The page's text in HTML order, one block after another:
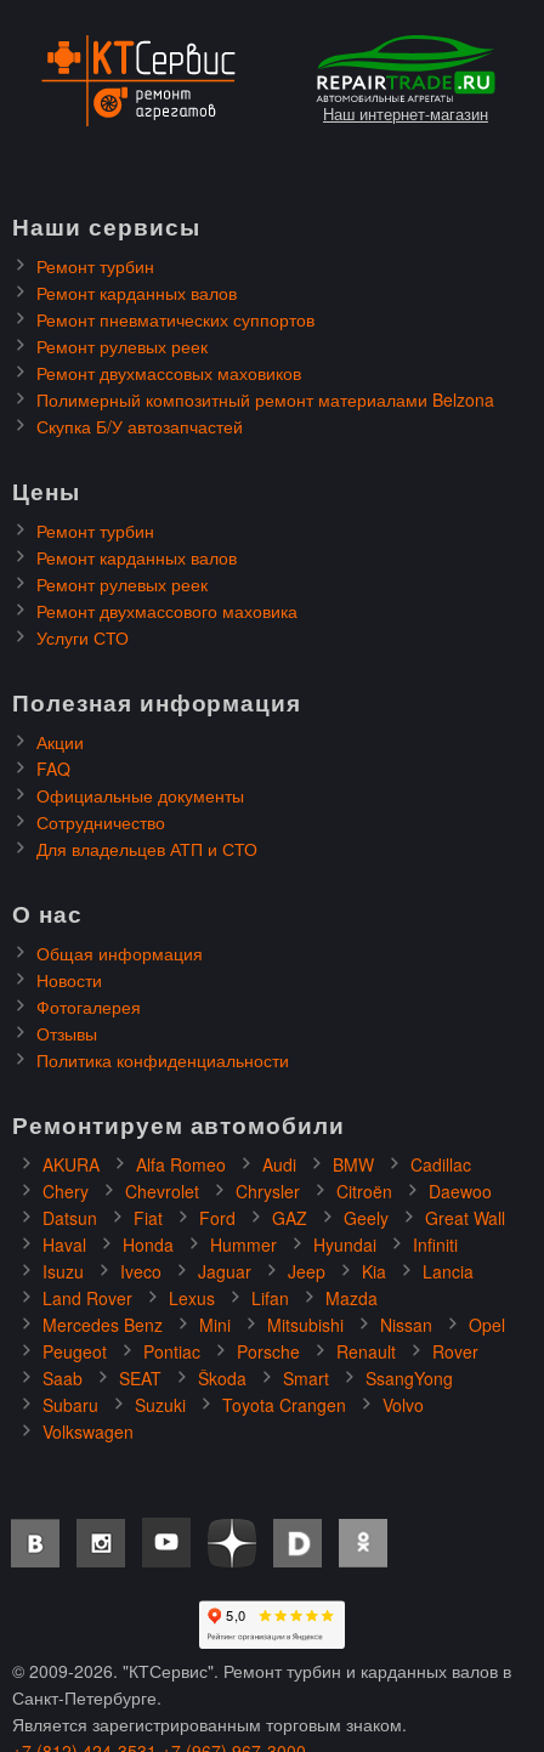
Наш интернет-магазин
Наши сервисы
Ремонт турбин
Ремонт карданных валов
Ремонт пневматических суппортов
Ремонт рулевых реек
Ремонт двухмассовых маховиков
Полимерный композитный ремонт материалами Belzona
Скупка Б/У автозапчастей
Цены
Ремонт турбин
Ремонт карданных валов
Ремонт рулевых реек
Ремонт двухмассового маховика
Услуги СТО
Полезная информация
Акции
FAQ
Официальные документы
Сотрудничество
Для владельцев АТП и СТО
О нас
Общая информация
Новости
Фотогалерея
Отзывы
Политика конфиденциальности
Ремонтируем автомобили
AKURA Alfa Romeo Audi BMW
Cadillac
Chery
Chevrolet Chrysler Citroën
Daewoo
Datsun
Fiat Ford GAZ Geely
Great Wall
Haval
Honda Hummer Hyundai
Infiniti
Isuzu
Iveco Jaguar Jeep Kia
Lancia
Land Rover
Lexus Lifan
Mazda
Mercedes Benz
Mini Mitsubishi Nissan
Opel
Peugeot
Pontiac Porsche Renault
Rover
Saab
SEAT Škoda Smart
SsangYong
Subaru
Suzuki Toyota Crangen
Volvo
Volkswagen
© 2009-2026. "КТСервис". Ремонт турбин и карданных валов в
Санкт-Петербурге.
Является зарегистрированным торговым знаком.